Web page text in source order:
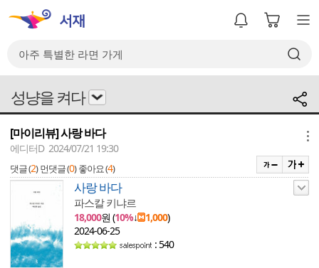
성냥을 켜다
[마이리뷰] 사랑 바다
에디터D 2024/07/21 19:30
댓글 (2) 먼댓글 (0) 좋아요 (4)
사랑 바다
파스칼 키냐르
18,000원 (10%↓ 1,000)
2024-06-25
: 540